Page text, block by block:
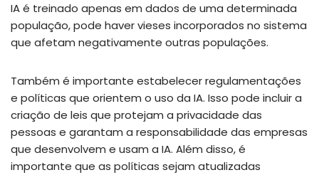
IA é treinado apenas em dados de uma determinada
população, pode haver vieses incorporados no sistema
que afetam negativamente outras populações.
Também é importante estabelecer regulamentações
e políticas que orientem o uso da IA. Isso pode incluir a
criação de leis que protejam a privacidade das
pessoas e garantam a responsabilidade das empresas
que desenvolvem e usam a IA. Além disso, é
importante que as políticas sejam atualizadas